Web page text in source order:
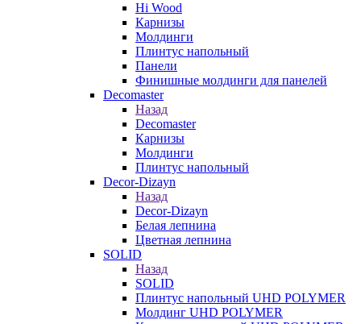
Hi Wood
Карнизы
Молдинги
Плинтус напольный
Панели
Финишные молдинги для панелей
Decomaster
Назад
Decomaster
Карнизы
Молдинги
Плинтус напольный
Decor-Dizayn
Назад
Decor-Dizayn
Белая лепнина
Цветная лепнина
SOLID
Назад
SOLID
Плинтус напольный UHD POLYMER
Молдинг UHD POLYMER